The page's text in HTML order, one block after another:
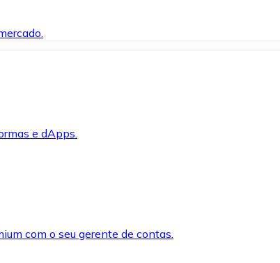
e dApps.
com o seu gerente de contas.